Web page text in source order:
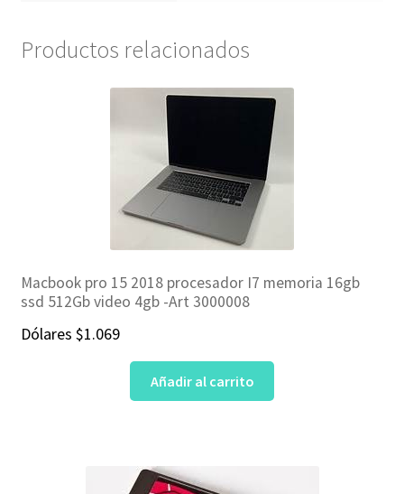
Productos relacionados
Macbook pro 15 2018 procesador I7 memoria 16gb
ssd 512Gb video 4gb -Art 3000008
Dólares $1.069
Añadir al carrito